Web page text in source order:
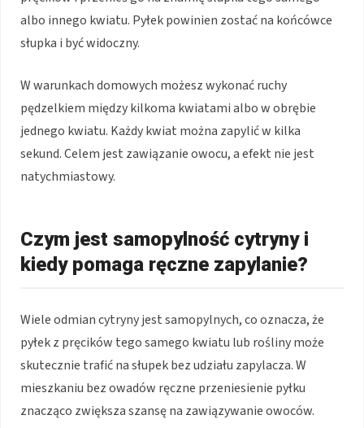
albo innego kwiatu. Pyłek powinien zostać na końcówce
słupka i być widoczny.
W warunkach domowych możesz wykonać ruchy
pędzelkiem między kilkoma kwiatami albo w obrębie
jednego kwiatu. Każdy kwiat można zapylić w kilka
sekund. Celem jest zawiązanie owocu, a efekt nie jest
natychmiastowy.
Czym jest samopylność cytryny i
kiedy pomaga ręczne zapylanie?
Wiele odmian cytryny jest samopylnych, co oznacza, że
pyłek z pręcików tego samego kwiatu lub rośliny może
skutecznie trafić na słupek bez udziału zapylacza. W
mieszkaniu bez owadów ręczne przeniesienie pyłku
znacząco zwiększa szansę na zawiązywanie owoców.